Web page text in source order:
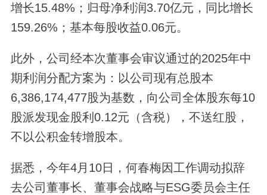
增长15.48%；归母净利润3.70亿元，同比增长
159.26%；基本每股收益0.06元。
此外，公司经本次董事会审议通过的2025年中
期利润分配方案为：以公司现有总股本
6,386,174,477股为基数，向公司全体股东每10
股派发现金股利0.12元（含税），不送红股，
不以公积金转增股本。
据悉，今年4月10日，何春梅因工作调动拟辞
去公司董事长、董事会战略与ESG委员会主任